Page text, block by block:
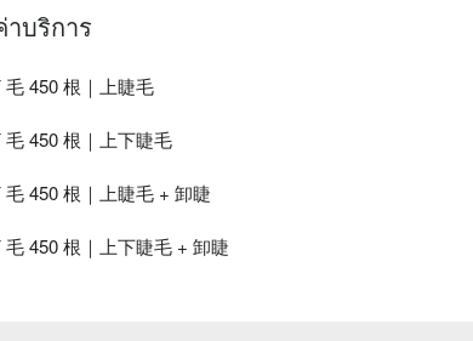
บริการ
毛 450 根｜上睫毛
毛 450 根｜上下睫毛
毛 450 根｜上睫毛 + 卸睫
毛 450 根｜上下睫毛 + 卸睫